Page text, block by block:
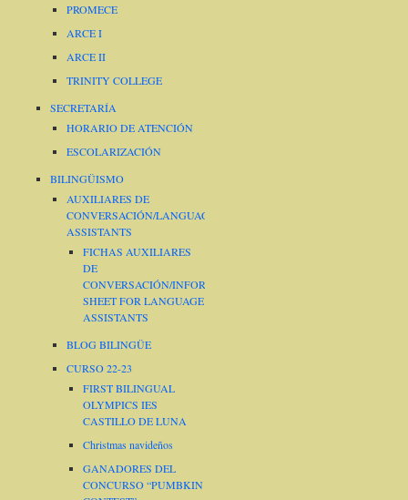
PROMECE
ARCE I
ARCE II
TRINITY COLLEGE
SECRETARÍA
HORARIO DE ATENCIÓN
ESCOLARIZACIÓN
BILINGÜISMO
AUXILIARES DE
CONVERSACIÓN/LANGUAGE
ASSISTANTS
FICHAS AUXILIARES
DE
CONVERSACIÓN/INFORMATION
SHEET FOR LANGUAGE
ASSISTANTS
BLOG BILINGÜE
CURSO 22-23
FIRST BILINGUAL
OLYMPICS IES
CASTILLO DE LUNA
Christmas navideños
GANADORES DEL
CONCURSO “PUMBKIN